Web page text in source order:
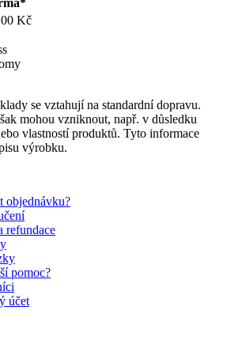
Kč
se vztahují na standardní dopravu.
mohou vzniknout, např. v důsledku
vlastností produktů. Tyto informace
výrobku.
objednávku?
refundace
pomoc?
účet